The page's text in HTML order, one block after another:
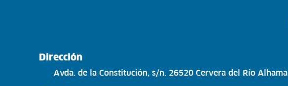
Dirección
Avda. de la Constitución, s/n. 26520 Cervera del Río Alhama